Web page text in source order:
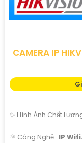
CAMERA IP
✨ Hình Ành Chất
⚛️ Công Nghệ : IP Wifi.